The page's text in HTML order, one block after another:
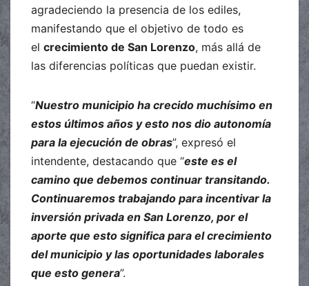
agradeciendo la presencia de los ediles,
manifestando que el objetivo de todo es
el crecimiento de San Lorenzo, más allá de
las diferencias políticas que puedan existir.
“Nuestro municipio ha crecido muchísimo en
estos últimos años y esto nos dio autonomía
para la ejecución de obras”, expresó el
intendente, destacando que “este es el
camino que debemos continuar transitando.
Continuaremos trabajando para incentivar la
inversión privada en San Lorenzo, por el
aporte que esto significa para el crecimiento
del municipio y las oportunidades laborales
que esto genera”.